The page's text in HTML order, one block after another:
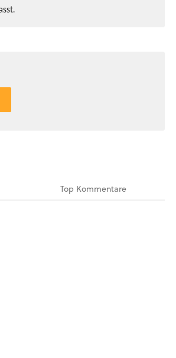
Top Kommentare